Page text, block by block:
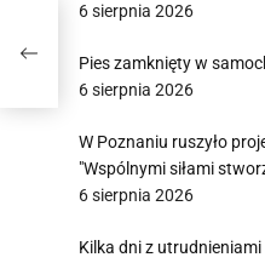
6 sierpnia 2026
Pies zamknięty w
6 sierpnia 2026
W Poznaniu ruszyło
"Wspólnymi siłami
6 sierpnia 2026
Kilka dni z